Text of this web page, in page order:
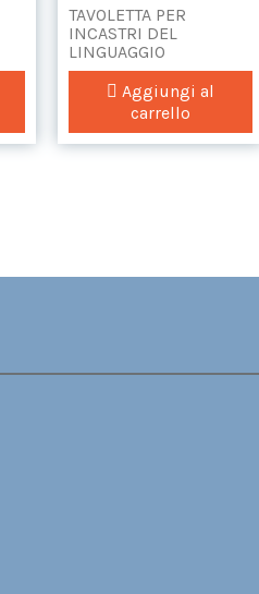
TAVOLETTA PER
INCASTRI DEL
LINGUAGGIO
Aggiungi al
carrello